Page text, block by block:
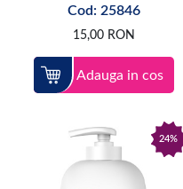
Cod: 25846
15,00 RON
Adauga in cos
24%